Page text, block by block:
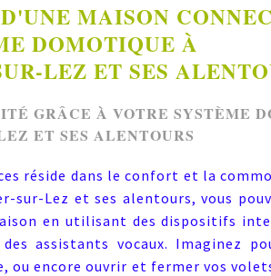
MAISON
DOMOTIQUE À
LEZ ET SES
GRÂCE À VOTRE SYSTÈME
ET SES ALENTOURS
réside dans le confort et la
sur-Lez et ses alentours, vous
en utilisant des dispositifs
assistants vocaux. Imaginez
ou encore ouvrir et fermer vos